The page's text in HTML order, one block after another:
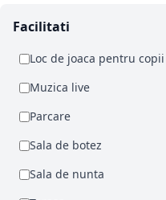
Facilitati
Loc de joaca pentru copii
Muzica live
Parcare
Sala de botez
Sala de nunta